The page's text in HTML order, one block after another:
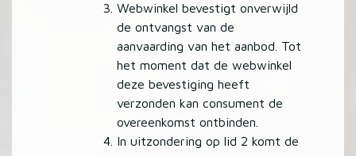
Webwinkel bevestigt onverwijld
de ontvangst van de
aanvaarding van het aanbod. Tot
het moment dat de webwinkel
deze bevestiging heeft
verzonden kan consument de
overeenkomst ontbinden.
In uitzondering op lid 2 komt de